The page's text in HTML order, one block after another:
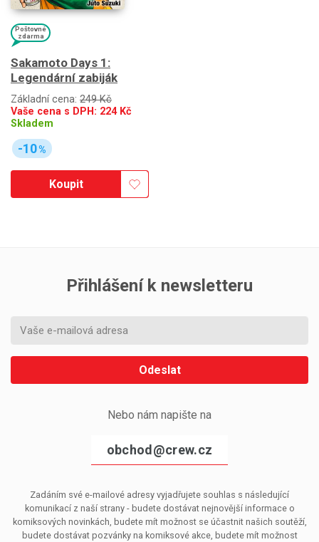
Poštovné
zdarma
Sakamoto Days 1:
Legendární zabiják
Základní cena: 249 Kč
Vaše cena s DPH: 224Kč
Skladem
-10%
Koupit
Přihlášení k newsletteru
Odeslat
Nebo nám napište na
obchod@crew.cz
Zadáním své e-mailové adresy vyjadřujete souhlas s následující
komunikací z naší strany - budete dostávat nejnovější informace o
komiksových novinkách, budete mít možnost se účastnit našich soutěží,
budete dostávat pozvánky na komiksové akce, budete mít možnost